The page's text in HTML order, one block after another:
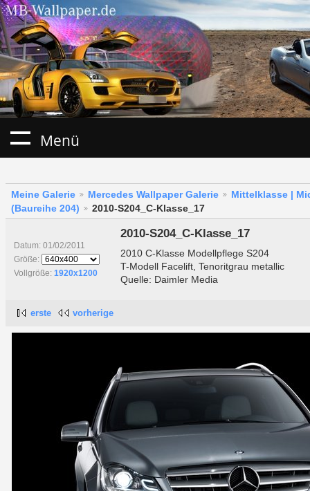
Menü
Meine Galerie Mercedes Wallpaper Galerie
Mittelklasse |
(Baureihe 204)
2010-S204_C-Klasse_17
Datum: 01/02/2011
Größe:
Vollgröße: 1920x1200
2010-S204_C-Klasse_17
2010 C-Klasse Modellpflege S204
T-Modell Facelift, Tenoritgrau metallic
Quelle: Daimler Media
erste vorherige